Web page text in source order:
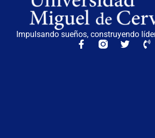
Impulsando sueños, construyendo